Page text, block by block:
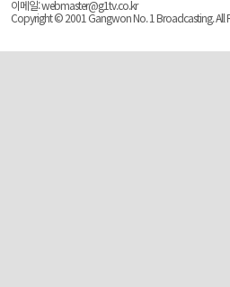
이메일: webmaster@g1tv.co.kr
Copyright © 2001 Gangwon No. 1 Broadcasting. All